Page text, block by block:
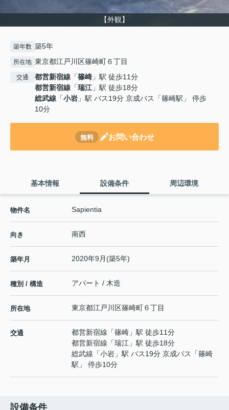
【外観】
築年数 築5年
所在地 東京都江戸川区篠崎町６丁目
交通 都営新宿線 「篠崎 」駅 徒歩11分
都営新宿線 「瑞江」駅 徒歩18分
総武線 「小岩 」駅 バス19分 京成バス「篠崎駅」 停歩
10分
無料 お問い合わせ
基本情報 設備条件 周辺環境
物件名 Sapientia
向き 南西
築年月 2020年9月(築5年)
種別 / 構造 アパート / 木造
所在地 東京都江戸川区篠崎町６丁目
交通 都営新宿線 「篠崎 」駅 徒歩11分
都営新宿線 「瑞江 」駅 徒歩18分
総武線 「小岩 」駅 バス19分 京成バス「篠崎
駅」 停歩10分
設備条件